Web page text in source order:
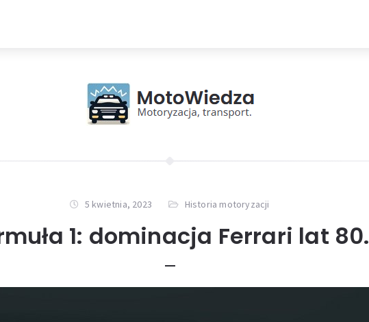
5 kwietnia, 2023 Historia motoryzacji
1: dominacja Ferrari lat 80.